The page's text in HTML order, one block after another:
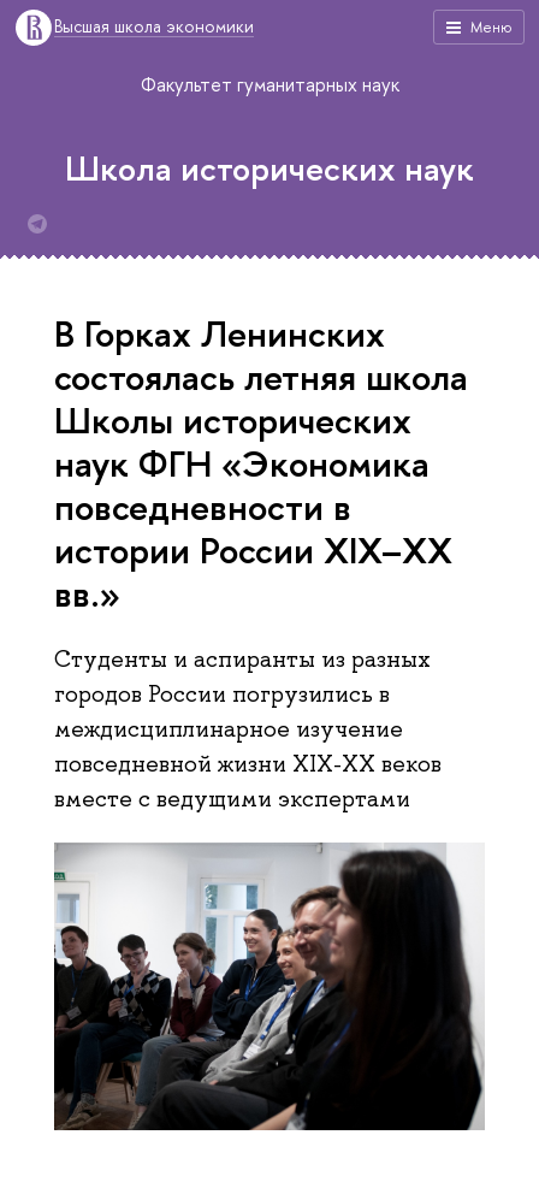
Меню
Высшая школа экономики
Факультет гуманитарных наук
Школа исторических наук
В Горках Ленинских
состоялась летняя школа
Школы исторических
наук ФГН «Экономика
повседневности в
истории России XIX–XX
вв.»
Студенты и аспиранты из разных
городов России погрузились в
междисциплинарное изучение
повседневной жизни XIX-XX веков
вместе с ведущими экспертами